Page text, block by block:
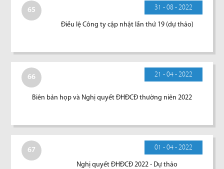
65 31 - 08 - 2022
Điều lệ Công ty cập nhật lần thứ 19 (dự thảo)
66 21 - 04 - 2022
Biên bản họp và Nghị quyết ĐHĐCĐ thường niên 2022
67 01 - 04 - 2022
Nghị quyết ĐHĐCĐ 2022 - Dự thảo